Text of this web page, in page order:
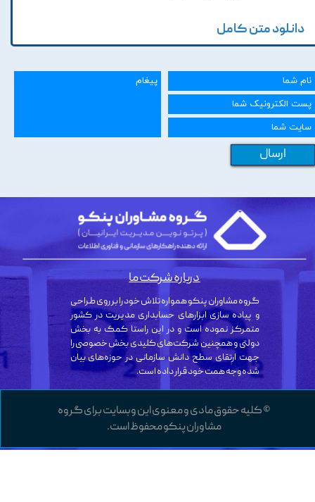
دانلود متن کامل
ارسال
© کلیه حقوق مادی و معنوی این وبسایت برای گروه
مشاوران پنکو محفوظ است.
گروه مشاوران پنکو همواره تلاش خود را بر روی طراحی
و پیاده سازی ابزارهای حسابداری مدیریت در کشور
متمرکز نموده است و در این راستا کمک به بخش
دولتی و همچنین شرکت‌های کلیدی بخش خصوصی را
جهت ارتقای سطح دانش سازمانی در حوزه‌های بیان
شده وجه همت خود قرار داده است.
درباره شرکت ما